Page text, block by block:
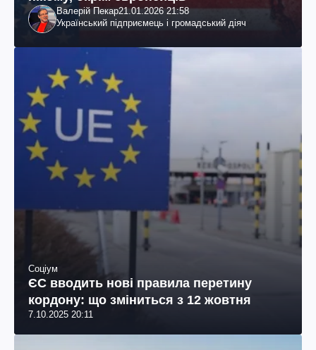
Валерій Пекар21.01.2026 21:58
Український підприємець і громадський діяч
Соціум
ЄС вводить нові правила перетину
кордону: що зміниться з 12 жовтня
7.10.2025 20:11